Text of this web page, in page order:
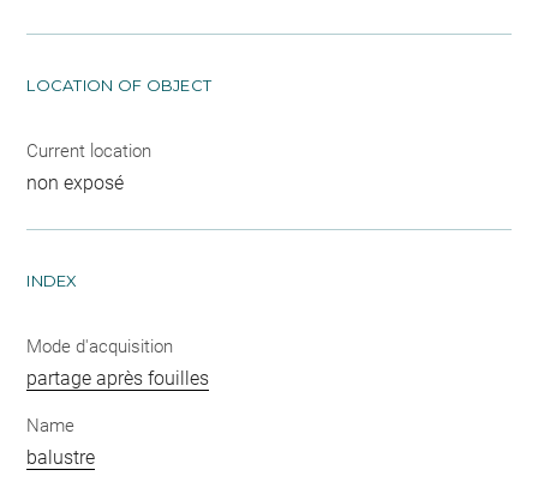
LOCATION OF OBJECT
Current location
non exposé
INDEX
Mode d'acquisition
partage après fouilles
Name
balustre